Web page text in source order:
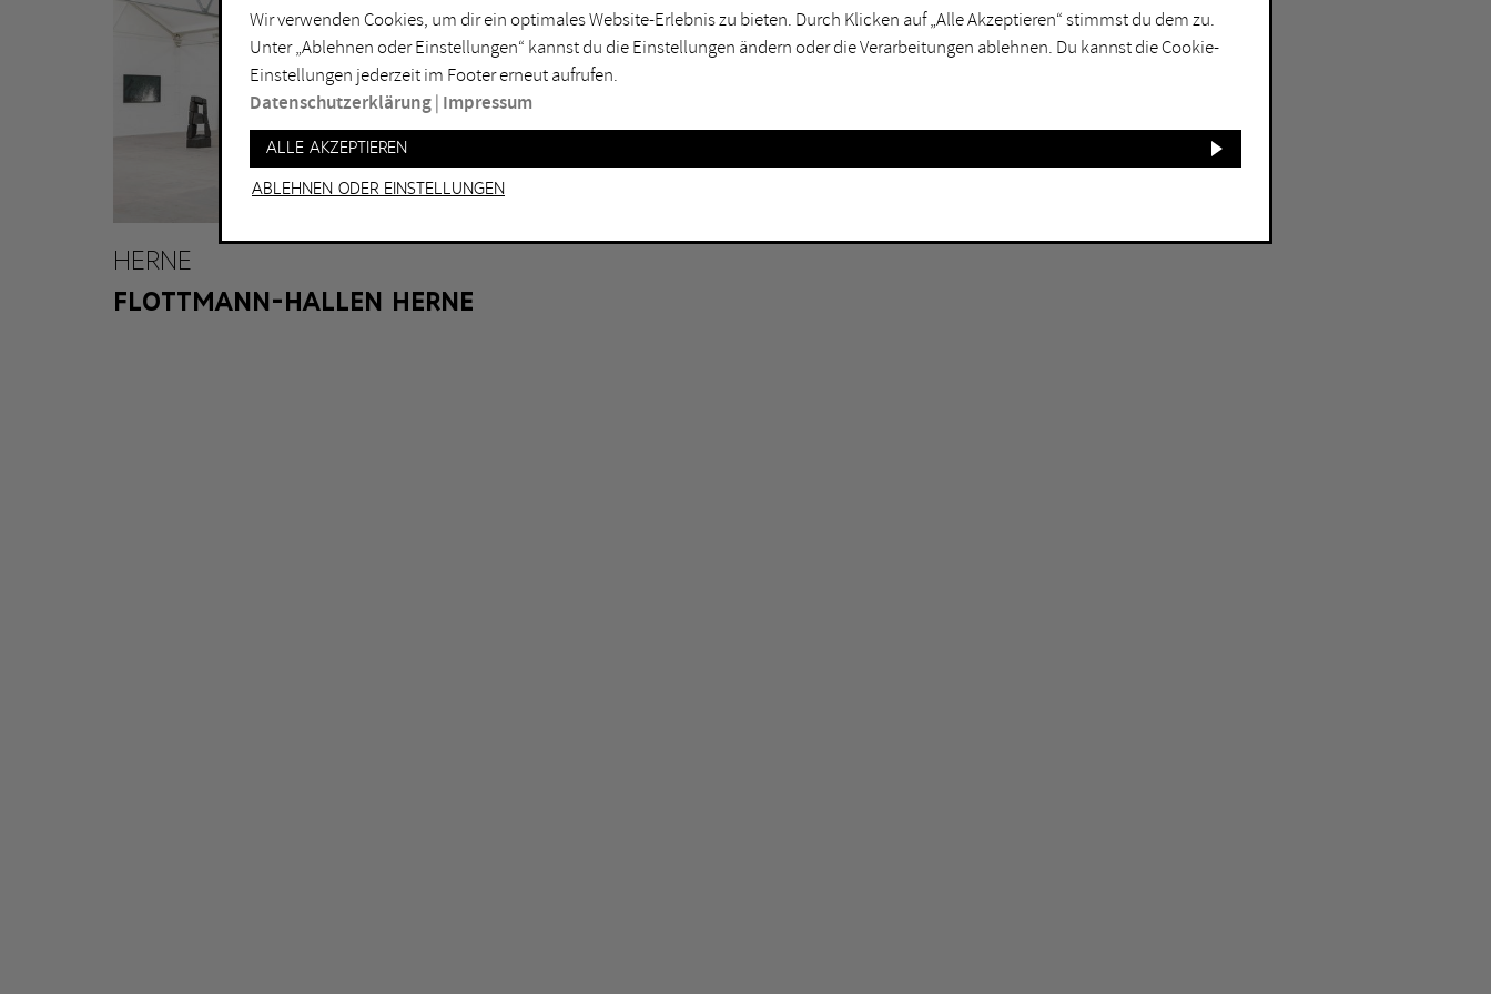
Lichtkunst
Performance
Skulptur
Duisburg
Essen
Hagen
Hamm
Mülheim an der Ruhr
Oberhausen
Unna
Witten
HERNE
FLOTTMANN-HALLEN HERNE
Wir verwenden Cookies, um dir ein optimales Website-Erlebnis zu bieten. Durch Klicken auf „Alle Akzeptieren“ stimmst du dem zu.
Unter „Ablehnen oder Einstellungen“ kannst du die Einstellungen ändern oder die Verarbeitungen ablehnen. Du kannst die Cookie-
Einstellungen jederzeit im Footer erneut aufrufen.
Datenschutzerklärung| Impressum
Alle akzeptieren
Ablehnen oder Einstellungen